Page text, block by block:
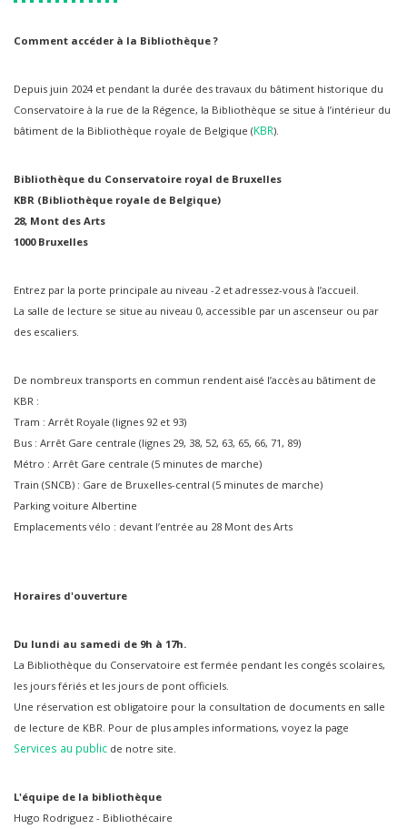
Comment accéder à la Bibliothèque ?
Depuis juin 2024 et pendant la durée des travaux du bâtiment historique du
Conservatoire à la rue de la Régence, la Bibliothèque se situe à l’intérieur du
bâtiment de la Bibliothèque royale de Belgique (KBR).
Bibliothèque du Conservatoire royal de Bruxelles
KBR (Bibliothèque royale de Belgique)
28, Mont des Arts
1000 Bruxelles
Entrez par la porte principale au niveau -2 et adressez-vous à l’accueil.
La salle de lecture se situe au niveau 0, accessible par un ascenseur ou par
des escaliers.
De nombreux transports en commun rendent aisé l’accès au bâtiment de
KBR :
​Tram : Arrêt Royale (lignes 92 et 93)
Bus : Arrêt Gare centrale (lignes 29, 38, 52, 63, 65, 66, 71, 89)
Métro : Arrêt Gare centrale (5 minutes de marche)
Train (SNCB) : Gare de Bruxelles-central (5 minutes de marche)
Parking voiture Albertine
Emplacements vélo : devant l’entrée au 28 Mont des Arts
Horaires d'ouverture
Du lundi au samedi de 9h à 17h.
La Bibliothèque du Conservatoire est fermée pendant les congés scolaires,
les jours fériés et les jours de pont officiels.
Une réservation est obligatoire pour la consultation de documents en salle
de lecture de KBR. Pour de plus amples informations, voyez la page
Services au public de notre site.
L'équipe de la bibliothèque
Hugo Rodriguez - Bibliothécaire